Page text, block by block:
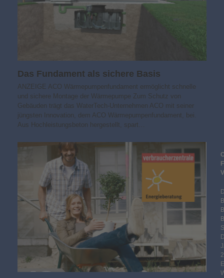
Das Fundament als sichere Basis
ANZEIGE ACO Wärmepumpenfundament ermöglicht schnelle
und sichere Montage der Wärmepumpe Zum Schutz von
Gebäuden trägt das WaterTech-Unternehmen ACO mit seiner
jüngsten Innovation, dem ACO Wärmepumpenfundament, bei.
Aus Hochleistungsbeton hergestellt, spart…